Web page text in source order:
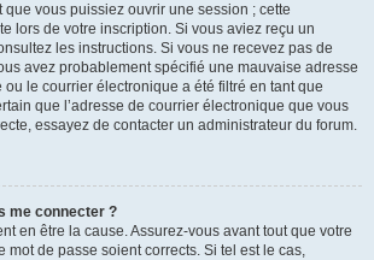
que vous puissiez ouvrir une session ; cette
lors de votre inscription. Si vous aviez reçu un
les instructions. Si vous ne recevez pas de
avez probablement spécifié une mauvaise adresse
le courrier électronique a été filtré en tant que
que l’adresse de courrier électronique que vous
essayez de contacter un administrateur du forum.
me connecter ?
en être la cause. Assurez-vous avant tout que votre
mot de passe soient corrects. Si tel est le cas,